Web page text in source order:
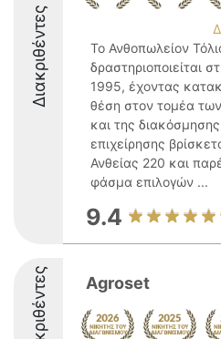
Διακριθέντες
Το Ανθοπωλείον
δραστηριοποιείται
1995, έχοντας
θέση στον τομέα
και της
επιχείρησης
Ανθείας 220 και
φάσμα επιλογών ...
9.4
Διακριθέντες Agroset